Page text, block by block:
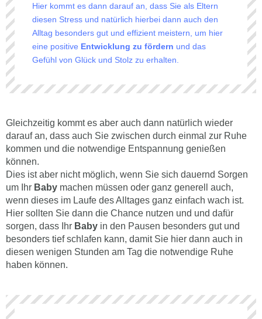
Hier kommt es dann darauf an, dass Sie als Eltern
diesen Stress und natürlich hierbei dann auch den
Alltag besonders gut und effizient meistern, um hier
eine positive Entwicklung zu fördern und das
Gefühl von Glück und Stolz zu erhalten.
Gleichzeitig kommt es aber auch dann natürlich wieder
darauf an, dass auch Sie zwischen durch einmal zur Ruhe
kommen und die notwendige Entspannung genießen
können.
Dies ist aber nicht möglich, wenn Sie sich dauernd Sorgen
um Ihr Baby machen müssen oder ganz generell auch,
wenn dieses im Laufe des Alltages ganz einfach wach ist.
Hier sollten Sie dann die Chance nutzen und und dafür
sorgen, dass Ihr Baby in den Pausen besonders gut und
besonders tief schlafen kann, damit Sie hier dann auch in
diesen wenigen Stunden am Tag die notwendige Ruhe
haben können.